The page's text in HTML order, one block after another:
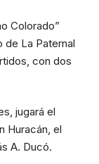
Colorado”
de La Paternal
con dos
jugará el
Huracán, el
A. Ducó.